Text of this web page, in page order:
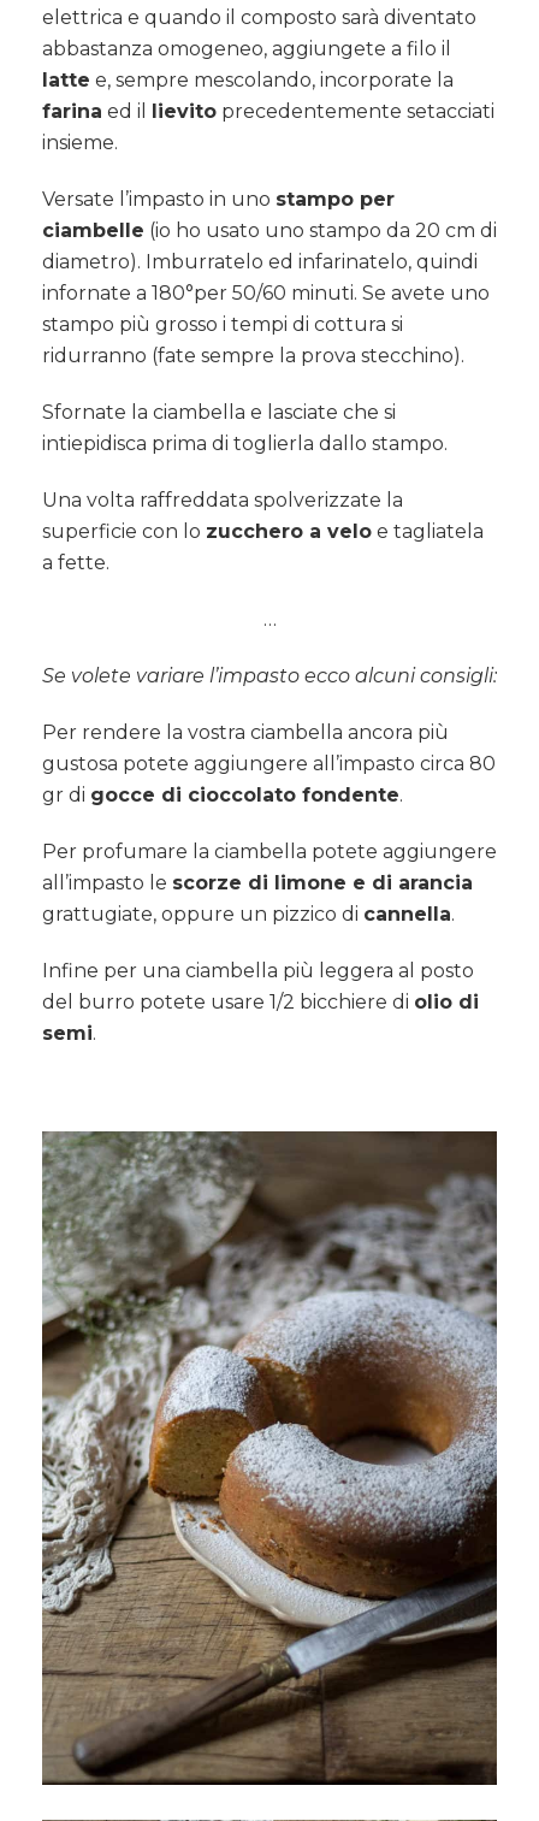
elettrica e quando il composto sarà diventato
abbastanza omogeneo, aggiungete a filo il
latte e, sempre mescolando, incorporate la
farina ed il lievito precedentemente setacciati
insieme.
Versate l’impasto in uno stampo per
ciambelle (io ho usato uno stampo da 20 cm di
diametro). Imburratelo ed infarinatelo, quindi
infornate a 180°per 50/60 minuti. Se avete uno
stampo più grosso i tempi di cottura si
ridurranno (fate sempre la prova stecchino).
Sfornate la ciambella e lasciate che si
intiepidisca prima di toglierla dallo stampo.
Una volta raffreddata spolverizzate la
superficie con lo zucchero a velo e tagliatela
a fette.
…
Se volete variare l’impasto ecco alcuni consigli:
Per rendere la vostra ciambella ancora più
gustosa potete aggiungere all’impasto circa 80
gr di gocce di cioccolato fondente.
Per profumare la ciambella potete aggiungere
all’impasto le scorze di limone e di arancia
grattugiate, oppure un pizzico di cannella.
Infine per una ciambella più leggera al posto
del burro potete usare 1/2 bicchiere di olio di
semi.